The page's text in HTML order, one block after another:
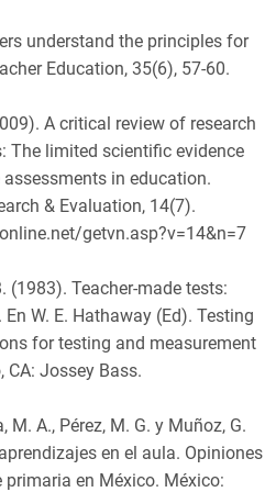
understand the principles for
Education, 35(6), 57-60.
A critical review of research
The limited scientific evidence
in education.
& Evaluation, 14(7).
getvn.asp?v=14&n=7
(1983). Teacher-made tests:
W. E. Hathaway (Ed). Testing
for testing and measurement
CA: Jossey Bass.
M. A., Pérez, M. G. y Muñoz, G.
en el aula. Opiniones
en México. México: